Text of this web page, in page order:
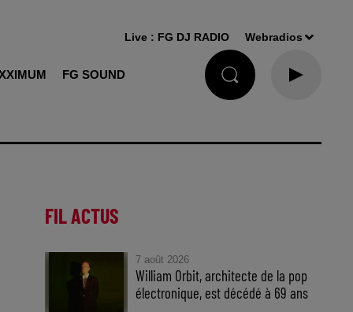
FG SOUND
Live : FG DJ RADIO Webradios
FIL ACTUS
7 août 2026
William Orbit, architecte de la pop
électronique, est décédé à 69 ans